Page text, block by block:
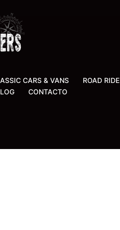
CARS & VANS ROAD RIDE
CONTACTO